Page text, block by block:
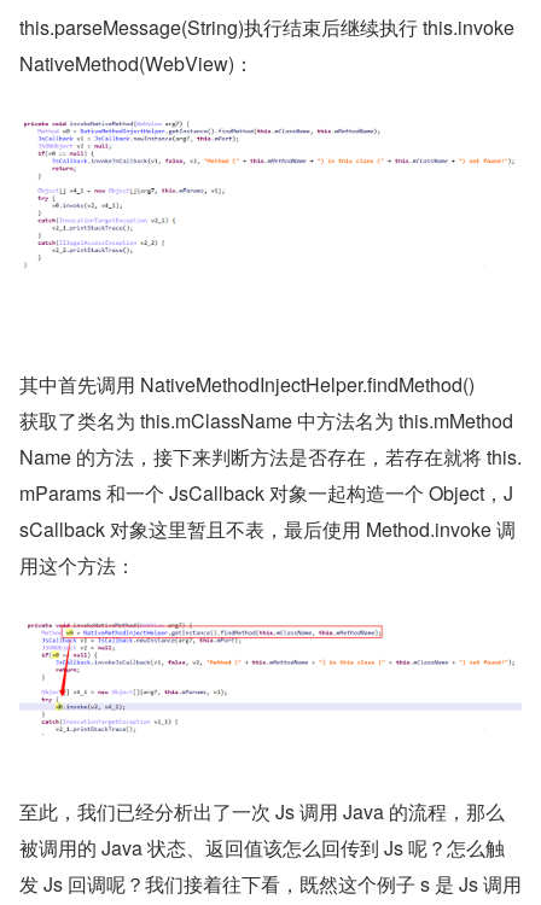
this.parseMessage(String)执行结束后继续执行 this.invoke
NativeMethod(WebView)：
其中首先调用 NativeMethodInjectHelper.findMethod()
获取了类名为 this.mClassName 中方法名为 this.mMethod
Name 的方法，接下来判断方法是否存在，若存在就将 this.
mParams 和一个 JsCallback 对象一起构造一个 Object，J
sCallback 对象这里暂且不表，最后使用 Method.invoke 调
用这个方法：
至此，我们已经分析出了一次 Js 调用 Java 的流程，那么
被调用的 Java 状态、返回值该怎么回传到 Js 呢？怎么触
发 Js 回调呢？我们接着往下看，既然这个例子 s 是 Js 调用